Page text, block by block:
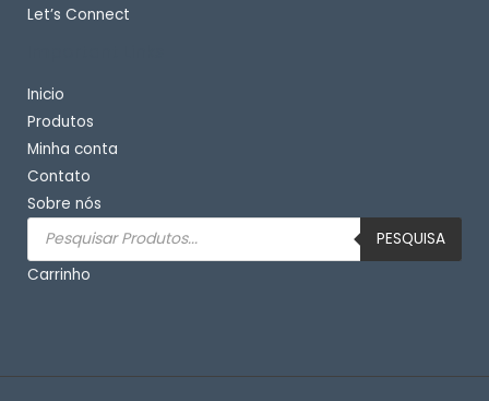
Let’s Connect
Inicio
Produtos
Minha conta
Contato
Sobre nós
Pesquisar
produtos
PESQUISA
Carrinho